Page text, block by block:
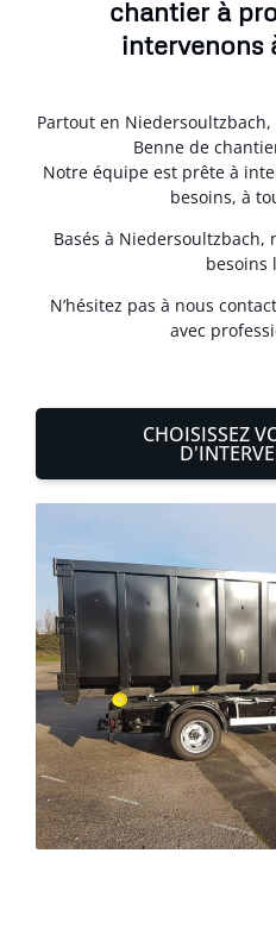
chantier à
intervenons
Partout en
Benne de
Notre équipe est prête à
besoins, à
Basés à Niedersoultzbach,
besoins
N’hésitez pas à nous
avec
CHOISISSEZ